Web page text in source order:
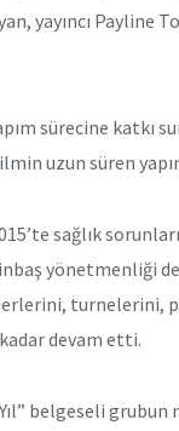
yayıncı Payline
sürecine katkı
uzun süren
sağlık
turnelerini,
devam etti.
belgeseli